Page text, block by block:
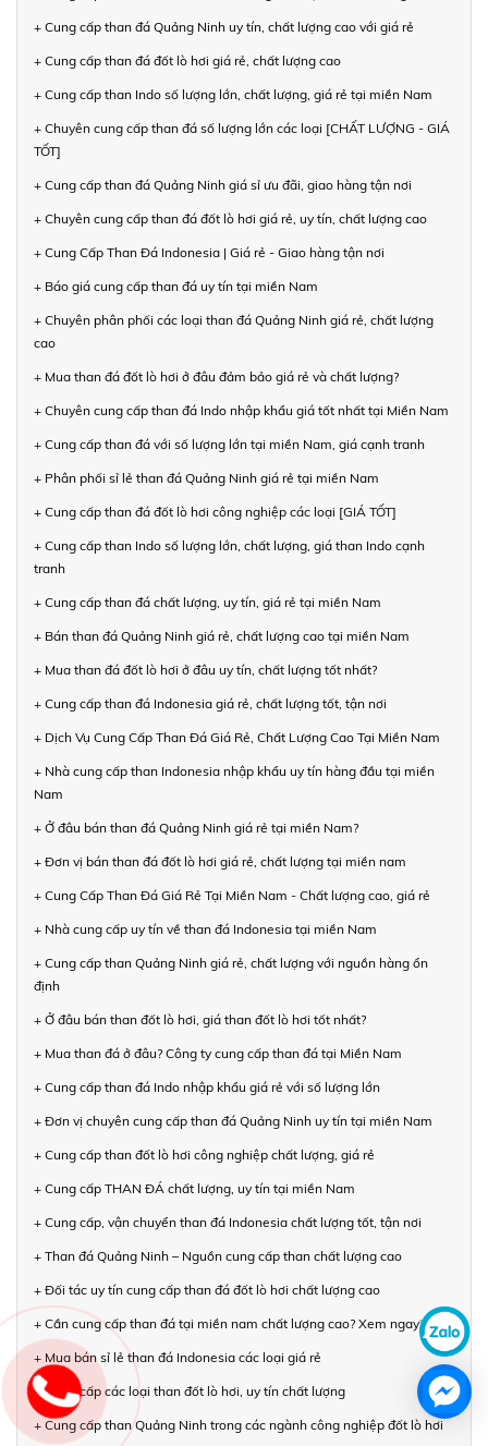
+ Cung cấp than đá Quảng Ninh uy tín, chất lượng cao với giá rẻ
+ Cung cấp than đá đốt lò hơi giá rẻ, chất lượng cao
+ Cung cấp than Indo số lượng lớn, chất lượng, giá rẻ tại miền Nam
+ Chuyên cung cấp than đá số lượng lớn các loại [CHẤT LƯỢNG - GIÁ
TỐT]
+ Cung cấp than đá Quảng Ninh giá sỉ ưu đãi, giao hàng tận nơi
+ Chuyên cung cấp than đá đốt lò hơi giá rẻ, uy tín, chất lượng cao
+ Cung Cấp Than Đá Indonesia | Giá rẻ - Giao hàng tận nơi
+ Báo giá cung cấp than đá uy tín tại miền Nam
+ Chuyên phân phối các loại than đá Quảng Ninh giá rẻ, chất lượng
cao
+ Mua than đá đốt lò hơi ở đâu đảm bảo giá rẻ và chất lượng?
+ Chuyên cung cấp than đá Indo nhập khẩu giá tốt nhất tại Miền Nam
+ Cung cấp than đá với số lượng lớn tại miền Nam, giá cạnh tranh
+ Phân phối sỉ lẻ than đá Quảng Ninh giá rẻ tại miền Nam
+ Cung cấp than đá đốt lò hơi công nghiệp các loại [GIÁ TỐT]
+ Cung cấp than Indo số lượng lớn, chất lượng, giá than Indo cạnh
tranh
+ Cung cấp than đá chất lượng, uy tín, giá rẻ tại miền Nam
+ Bán than đá Quảng Ninh giá rẻ, chất lượng cao tại miền Nam
+ Mua than đá đốt lò hơi ở đâu uy tín, chất lượng tốt nhất?
+ Cung cấp than đá Indonesia giá rẻ, chất lượng tốt, tận nơi
+ Dịch Vụ Cung Cấp Than Đá Giá Rẻ, Chất Lượng Cao Tại Miền Nam
+ Nhà cung cấp than Indonesia nhập khẩu uy tín hàng đầu tại miền
Nam
+ Ở đâu bán than đá Quảng Ninh giá rẻ tại miền Nam?
+ Đơn vị bán than đá đốt lò hơi giá rẻ, chất lượng tại miền nam
+ Cung Cấp Than Đá Giá Rẻ Tại Miền Nam - Chất lượng cao, giá rẻ
+ Nhà cung cấp uy tín về than đá Indonesia tại miền Nam
+ Cung cấp than Quảng Ninh giá rẻ, chất lượng với nguồn hàng ổn
định
+ Ở đâu bán than đốt lò hơi, giá than đốt lò hơi tốt nhất?
+ Mua than đá ở đâu? Công ty cung cấp than đá tại Miền Nam
+ Cung cấp than đá Indo nhập khẩu giá rẻ với số lượng lớn
+ Đơn vị chuyên cung cấp than đá Quảng Ninh uy tín tại miền Nam
+ Cung cấp than đốt lò hơi công nghiệp chất lượng, giá rẻ
+ Cung cấp THAN ĐÁ chất lượng, uy tín tại miền Nam
+ Cung cấp, vận chuyển than đá Indonesia chất lượng tốt, tận nơi
+ Than đá Quảng Ninh – Nguồn cung cấp than chất lượng cao
+ Đối tác uy tín cung cấp than đá đốt lò hơi chất lượng cao
+ Cần cung cấp than đá tại miền nam chất lượng cao? Xem ngay!
+ Mua bán sỉ lẻ than đá Indonesia các loại giá rẻ
+ Cung cấp các loại than đốt lò hơi, uy tín chất lượng
+ Cung cấp than Quảng Ninh trong các ngành công nghiệp đốt lò hơi